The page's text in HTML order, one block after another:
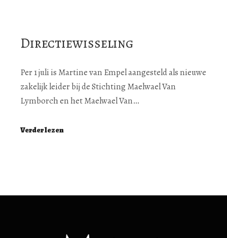
Directiewisseling
Per 1 juli is Martine van Empel aangesteld als nieuwe
zakelijk leider bij de Stichting Maelwael Van
Lymborch en het Maelwael Van…
Verder lezen